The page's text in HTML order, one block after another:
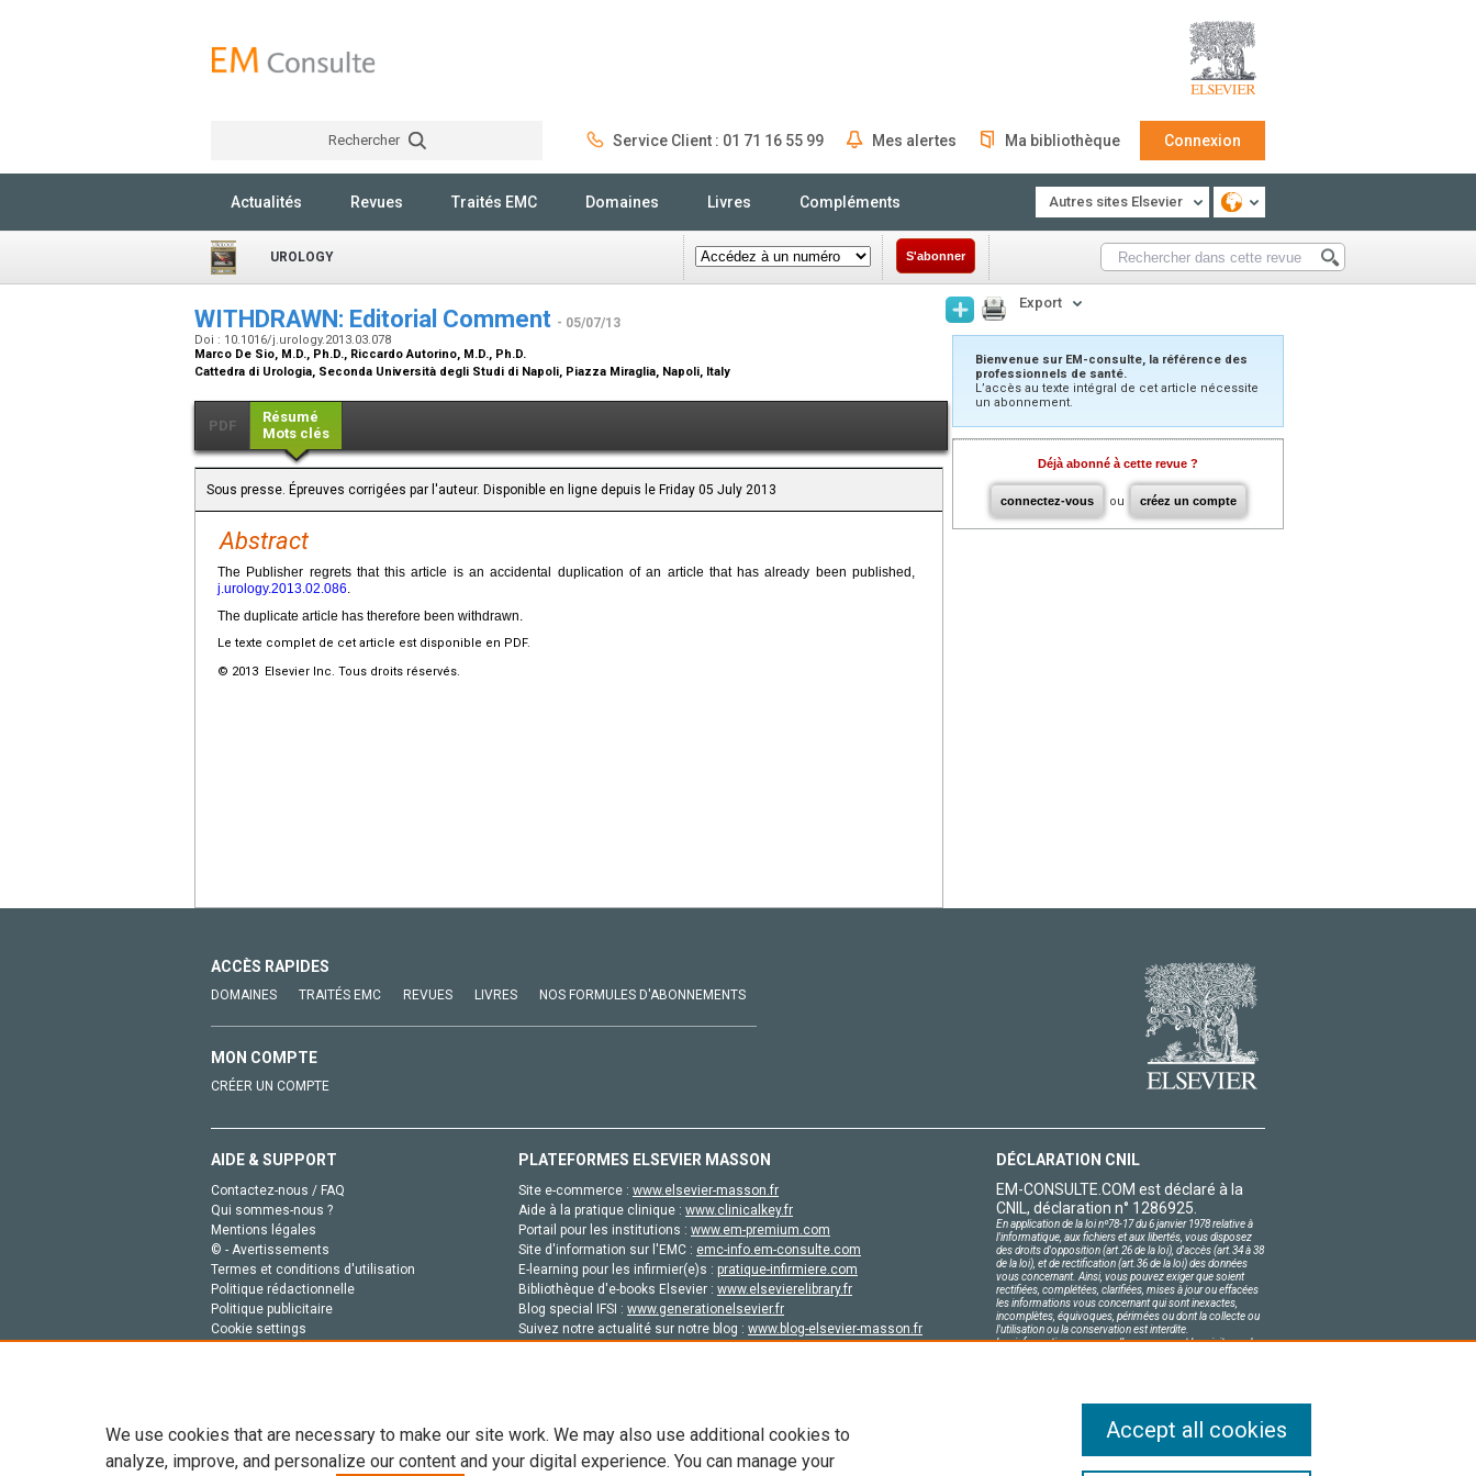
Rechercher Service Client : 01 71 16 55 99 Mes alertes Ma bibliothèque Connexion
Actualités Revues Traités EMC Domaines Livres Compléments Autres sites Elsevier
UROLOGY S'abonner
WITHDRAWN: Editorial Comment - 05/07/13
Doi : 10.1016/j.urology.2013.03.078
Marco De Sio, M.D., Ph.D., Riccardo Autorino, M.D., Ph.D.
Cattedra di Urologia, Seconda Università degli Studi di Napoli, Piazza Miraglia, Napoli, Italy
PDF
Résumé
Mots clés
Sous presse. Épreuves corrigées par l'auteur. Disponible en ligne depuis le Friday 05 July 2013
Abstract
The Publisher regrets that this article is an accidental duplication of an article that has already been published,
j.urology.2013.02.086
The duplicate article has therefore been withdrawn.
Le texte complet de cet article est disponible en PDF.
© 2013 Elsevier Inc. Tous droits réservés.
Export
Bienvenue sur EM-consulte, la référence des
professionnels de santé.
L’accès au texte intégral de cet article nécessite
un abonnement.
Déjà abonné à cette revue ?
connectez-vous ou créez un compte
ACCÈS RAPIDES
DOMAINES TRAITÉS EMC REVUES LIVRES NOS FORMULES D'ABONNEMENTS
MON COMPTE
CRÉER UN COMPTE
AIDE & SUPPORT
Contactez-nous / FAQ
Qui sommes-nous ?
Mentions légales
© - Avertissements
Termes et conditions d'utilisation
Politique rédactionnelle
Politique publicitaire
Cookie settings
PLATEFORMES ELSEVIER MASSON
Site e-commerce : www.elsevier-masson.fr
Aide à la pratique clinique : www.clinicalkey.fr
Portail pour les institutions : www.em-premium.com
Site d'information sur l'EMC : emc-info.em-consulte.com
E-learning pour les infirmier(e)s : pratique-infirmiere.com
Bibliothèque d'e-books Elsevier : www.elsevierelibrary.fr
Blog special IFSI : www.generationelsevier.fr
Suivez notre actualité sur notre blog : www.blog-elsevier-masson.fr
DÉCLARATION CNIL
EM-CONSULTE.COM est déclaré à la
CNIL, déclaration n° 1286925.
En application de la loi nº78-17 du 6 janvier 1978 relative à
l'informatique, aux fichiers et aux libertés, vous disposez
des droits d'opposition (art.26 de la loi), d'accès (art.34 à 38
de la loi), et de rectification (art.36 de la loi) des données
vous concernant. Ainsi, vous pouvez exiger que soient
rectifiées, complétées, clarifiées, mises à jour ou effacées
les informations vous concernant qui sont inexactes,
incomplètes, équivoques, périmées ou dont la collecte ou
l'utilisation ou la conservation est interdite.
Les informations personnelles concernant les visiteurs de
We use cookies that are necessary to make our site work. We may also use additional cookies to
analyze, improve, and personalize our content and your digital experience. You can manage your
Accept all cookies